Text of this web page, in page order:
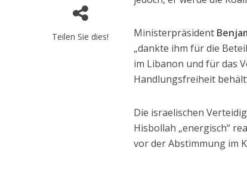
Teilen Sie dies! Ministerpräsident
„dankte ihm für die
im Libanon und für das
Handlungsfreiheit
Die israelischen
Hisbollah „energisch“
vor der Abstimmung im